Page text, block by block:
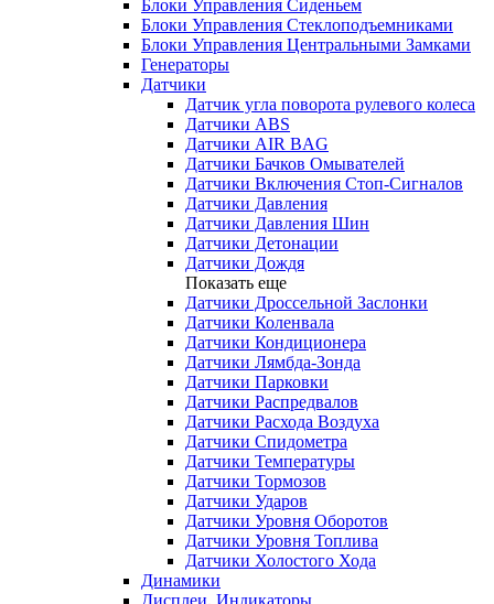
Блоки Управления Сиденьем
Блоки Управления Стеклоподъемниками
Блоки Управления Центральными Замками
Генераторы
Датчики
Датчик угла поворота рулевого колеса
Датчики ABS
Датчики AIR BAG
Датчики Бачков Омывателей
Датчики Включения Стоп-Сигналов
Датчики Давления
Датчики Давления Шин
Датчики Детонации
Датчики Дождя
Показать еще
Датчики Дроссельной Заслонки
Датчики Коленвала
Датчики Кондиционера
Датчики Лямбда-Зонда
Датчики Парковки
Датчики Распредвалов
Датчики Расхода Воздуха
Датчики Спидометра
Датчики Температуры
Датчики Тормозов
Датчики Ударов
Датчики Уровня Оборотов
Датчики Уровня Топлива
Датчики Холостого Хода
Динамики
Дисплеи, Индикаторы